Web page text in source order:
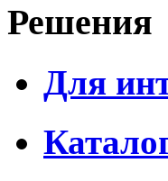
Решения
Для